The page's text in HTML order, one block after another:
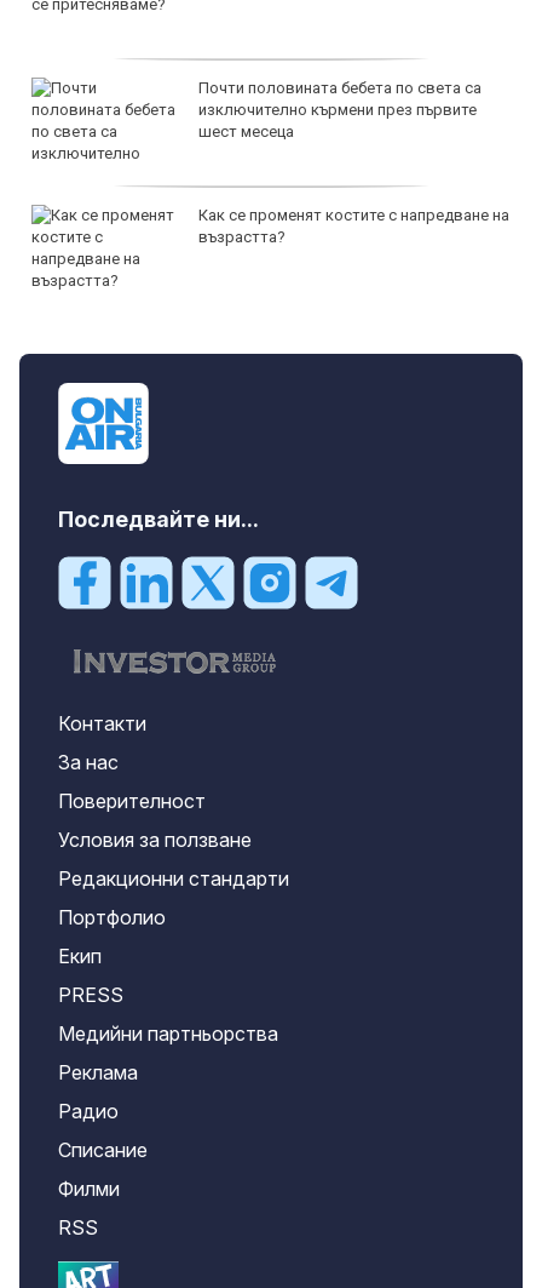
Почти половината бебета по света са
изключително кърмени през първите
шест месеца
Как се променят костите с напредване на
възрастта?
Последвайте ни...
Контакти
За нас
Поверителност
Условия за ползване
Редакционни стандарти
Портфолио
Екип
PRESS
Медийни партньорства
Реклама
Радио
Списание
Филми
RSS